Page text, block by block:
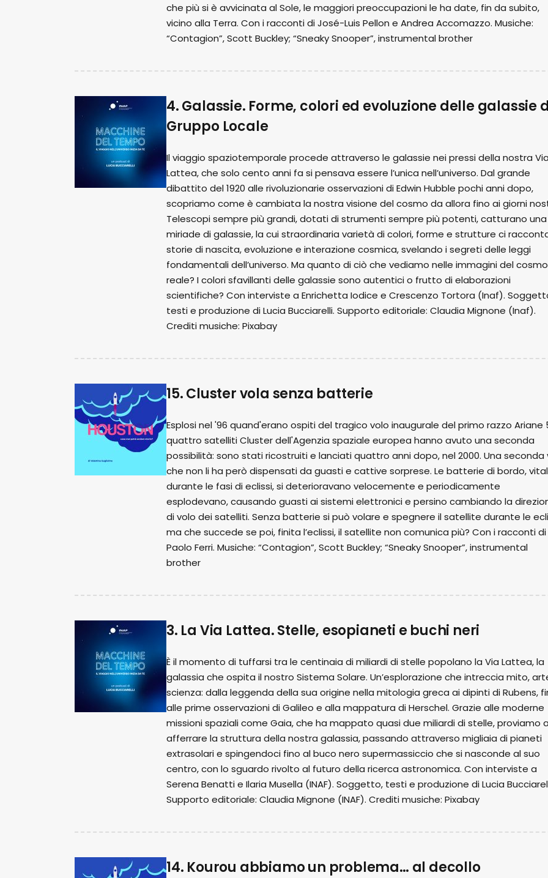
che più si è avvicinata al Sole, le maggiori preoccupazioni le ha date, fin da subito,
vicino alla Terra. Con i racconti di José-Luis Pellon e Andrea Accomazzo. Musiche:
“Contagion”, Scott Buckley; “Sneaky Snooper”, instrumental brother
4. Galassie. Forme, colori ed evoluzione delle galassie
Gruppo Locale
Il viaggio spaziotemporale procede attraverso le galassie nei pressi della nostra Via
Lattea, che solo cento anni fa si pensava essere l’unica nell’universo. Dal grande
dibattito del 1920 alle rivoluzionarie osservazioni di Edwin Hubble pochi anni dopo,
scopriamo come è cambiata la nostra visione del cosmo da allora fino ai giorni
Telescopi sempre più grandi, dotati di strumenti sempre più potenti, catturano una
miriade di galassie, la cui straordinaria varietà di colori, forme e strutture ci
storie di nascita, evoluzione e interazione cosmica, svelando i segreti delle leggi
fondamentali dell’universo. Ma quanto di ciò che vediamo nelle immagini del
reale? I colori sfavillanti delle galassie sono autentici o frutto di elaborazioni
scientifiche? Con interviste a Enrichetta Iodice e Crescenzo Tortora (Inaf).
testi e produzione di Lucia Bucciarelli. Supporto editoriale: Claudia Mignone (Inaf).
Crediti musiche: Pixabay
15. Cluster vola senza batterie
Esplosi nel '96 quand'erano ospiti del tragico volo inaugurale del primo razzo Ariane
quattro satelliti Cluster dell'Agenzia spaziale europea hanno avuto una seconda
possibilità: sono stati ricostruiti e lanciati quattro anni dopo, nel 2000. Una seconda
che non li ha però dispensati da guasti e cattive sorprese. Le batterie di bordo,
durante le fasi di eclissi, si deterioravano velocemente e periodicamente
esplodevano, causando guasti ai sistemi elettronici e persino cambiando la
di volo dei satelliti. Senza batterie si può volare e spegnere il satellite durante le
ma che succede se poi, finita l’eclissi, il satellite non comunica più? Con i racconti di
Paolo Ferri. Musiche: “Contagion”, Scott Buckley; “Sneaky Snooper”, instrumental
brother
3. La Via Lattea. Stelle, esopianeti e buchi neri
È il momento di tuffarsi tra le centinaia di miliardi di stelle popolano la Via Lattea, la
galassia che ospita il nostro Sistema Solare. Un’esplorazione che intreccia mito,
scienza: dalla leggenda della sua origine nella mitologia greca ai dipinti di Rubens,
alle prime osservazioni di Galileo e alla mappatura di Herschel. Grazie alle moderne
missioni spaziali come Gaia, che ha mappato quasi due miliardi di stelle, proviamo
afferrare la struttura della nostra galassia, passando attraverso migliaia di pianeti
extrasolari e spingendoci fino al buco nero supermassiccio che si nasconde al suo
centro, con lo sguardo rivolto al futuro della ricerca astronomica. Con interviste a
Serena Benatti e Ilaria Musella (INAF). Soggetto, testi e produzione di Lucia
Supporto editoriale: Claudia Mignone (INAF). Crediti musiche: Pixabay
14. Kourou abbiamo un problema… al decollo